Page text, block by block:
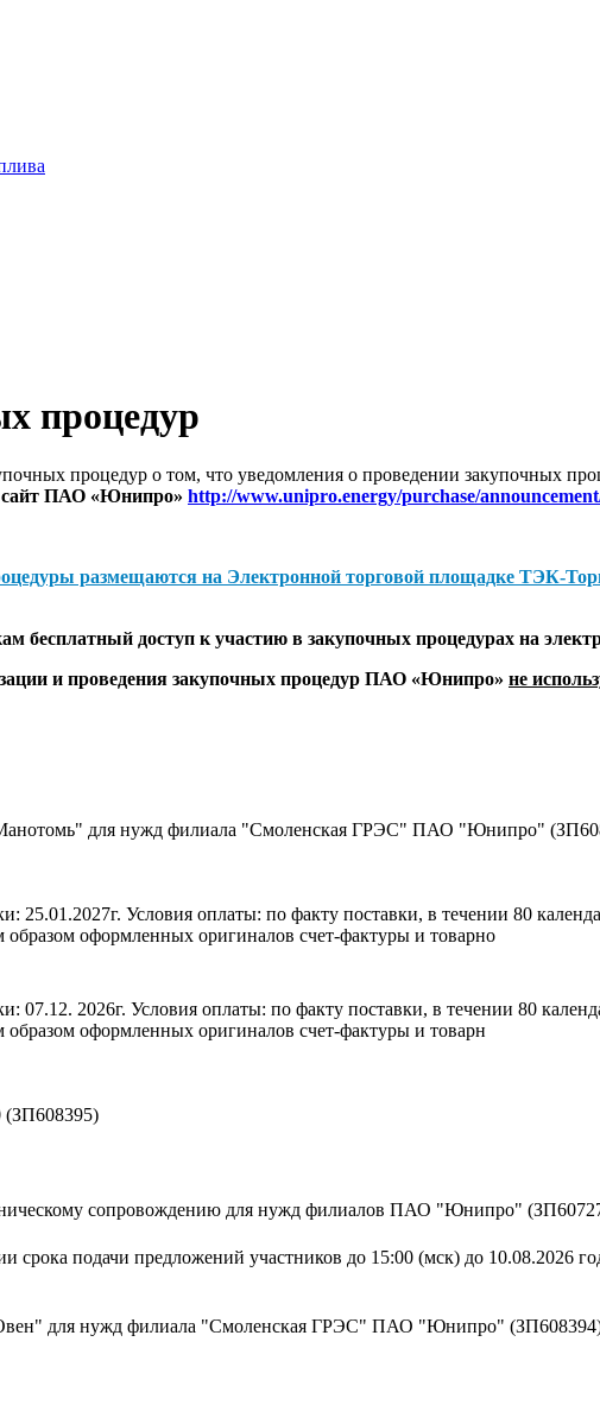
процедур
процедур о том, что уведомления о проведении закупочных
ПАО «Юнипро» http://www.unipro.energy/purchase/
размещаются на Электронной торговой площадке ТЭК-
бесплатный доступ к участию в закупочных процедурах на
и проведения закупочных процедур ПАО «Юнипро» не
для нужд филиала "Смоленская ГРЭС" ПАО "Юнипро"
25.01.2027г. Условия оплаты: по факту поставки, в течении 80
оформленных оригиналов счет-фактуры и товарно
07.12. 2026г. Условия оплаты: по факту поставки, в течении 80
оформленных оригиналов счет-фактуры и товарн
(ЗП608395)
сопровождению для нужд филиалов ПАО "Юнипро"
срока подачи предложений участников до 15:00 (мск) до 10.08.2026
для нужд филиала "Смоленская ГРЭС" ПАО "Юнипро"